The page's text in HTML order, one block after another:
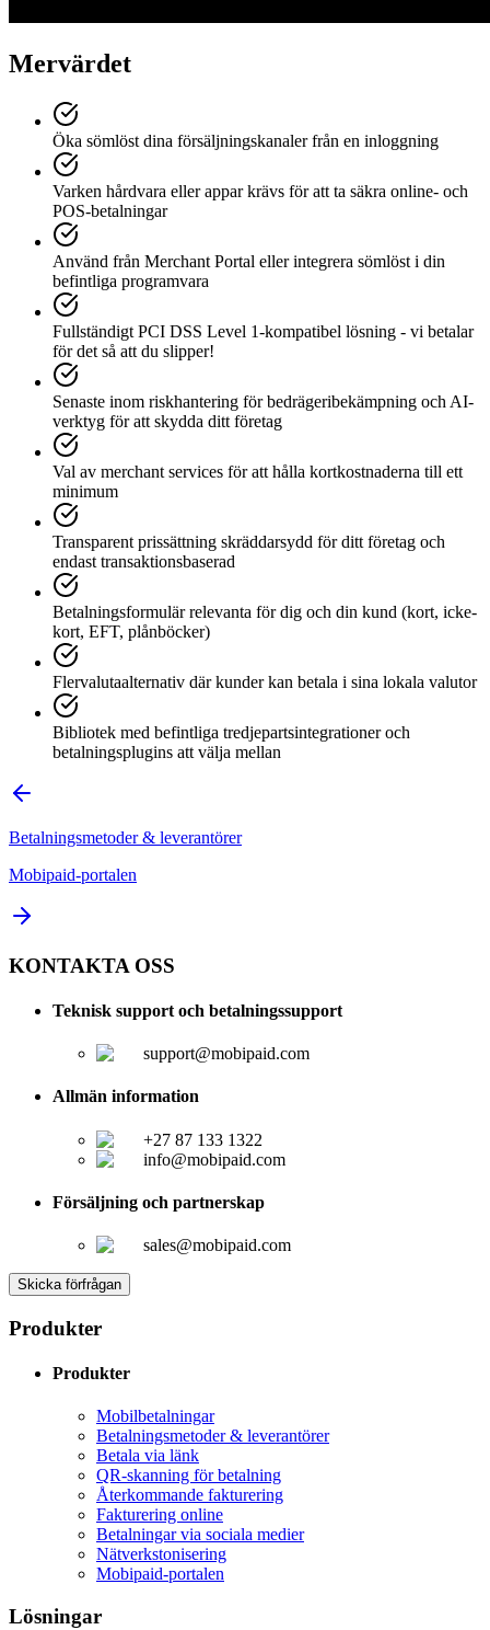
Mervärdet
Öka sömlöst dina försäljningskanaler från en inloggning
Varken hårdvara eller appar krävs för att ta säkra online- och
POS-betalningar
Använd från Merchant Portal eller integrera sömlöst i din
befintliga programvara
Fullständigt PCI DSS Level 1-kompatibel lösning - vi betalar
för det så att du slipper!
Senaste inom riskhantering för bedrägeribekämpning och AI-
verktyg för att skydda ditt företag
Val av merchant services för att hålla kortkostnaderna till ett
minimum
Transparent prissättning skräddarsydd för ditt företag och
endast transaktionsbaserad
Betalningsformulär relevanta för dig och din kund (kort, icke-
kort, EFT, plånböcker)
Flervalutaalternativ där kunder kan betala i sina lokala valutor
Bibliotek med befintliga tredjepartsintegrationer och
betalningsplugins att välja mellan
Betalningsmetoder & leverantörer
Mobipaid-portalen
KONTAKTA OSS
Teknisk support och betalningssupport
support@mobipaid.com
Allmän information
+27 87 133 1322
info@mobipaid.com
Försäljning och partnerskap
sales@mobipaid.com
Skicka förfrågan
Produkter
Produkter
Mobilbetalningar
Betalningsmetoder & leverantörer
Betala via länk
QR-skanning för betalning
Återkommande fakturering
Fakturering online
Betalningar via sociala medier
Nätverkstonisering
Mobipaid-portalen
Lösningar